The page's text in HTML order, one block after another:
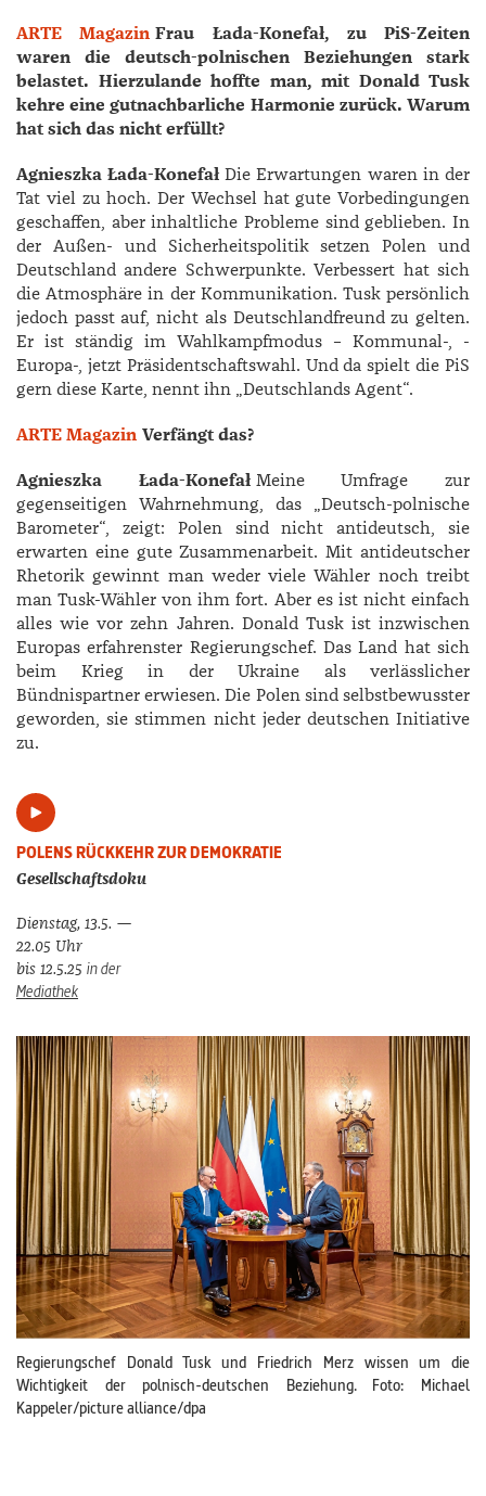
ARTE Magazin Frau Łada-Konefał, zu PiS-Zeiten
waren die deutsch-polnischen Beziehungen stark
belastet. Hierzulande hoffte man, mit Donald Tusk
kehre eine gutnachbarliche Harmonie zurück. Warum
hat sich das nicht erfüllt?
Agnieszka Łada-Konefał Die Erwartungen waren in der
Tat viel zu hoch. Der Wechsel hat gute Vorbedingungen
geschaffen, aber inhaltliche Probleme sind geblieben. In
der ­Außen- und Sicherheitspolitik setzen Polen und
Deutschland andere Schwerpunkte. Verbessert hat sich
die Atmosphäre in der Kommunikation. Tusk persönlich
jedoch passt auf, nicht als Deutschlandfreund zu gelten.
Er ist ständig im Wahlkampfmodus – ­Kommunal-, ­
Europa-, jetzt Präsidentschaftswahl. Und da spielt die PiS
gern diese Karte, nennt ihn „Deutschlands Agent“.
ARTE Magazin Verfängt das?
Agnieszka Łada-Konefał Meine Umfrage zur
gegenseitigen Wahrnehmung, das „Deutsch-polnische
Barometer“, zeigt: Polen sind nicht antideutsch, sie
erwarten eine gute Zusammenarbeit. Mit antideutscher
Rhetorik gewinnt man weder viele Wähler noch treibt
man Tusk-Wähler von ihm fort. Aber es ist nicht einfach
alles wie vor zehn Jahren. ­Donald Tusk ist inzwischen
Europas erfahrenster Regierungschef. Das Land hat sich
beim Krieg in der Ukraine als verlässlicher
Bündnispartner erwiesen. Die Polen sind selbstbewusster
geworden, sie stimmen nicht jeder deutschen Initiative
zu.
POLENS RÜCKKEHR ZUR DEMOKRATIE
Gesellschaftsdoku
Dienstag, 13.5. —
22.05 Uhr
bis 12.5.25 in der
Mediathek
Regierungschef Donald Tusk und Friedrich Merz wissen um die
Wichtigkeit der polnisch-deutschen Beziehung. Foto: Michael
Kappeler/picture alliance/dpa